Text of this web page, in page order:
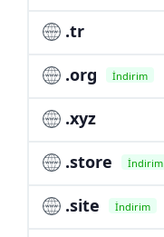
.tr
.org İndirim
.xyz
.store İndirim
.site İndirim